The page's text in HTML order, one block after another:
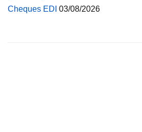
Cheques EDI 03/08/2026